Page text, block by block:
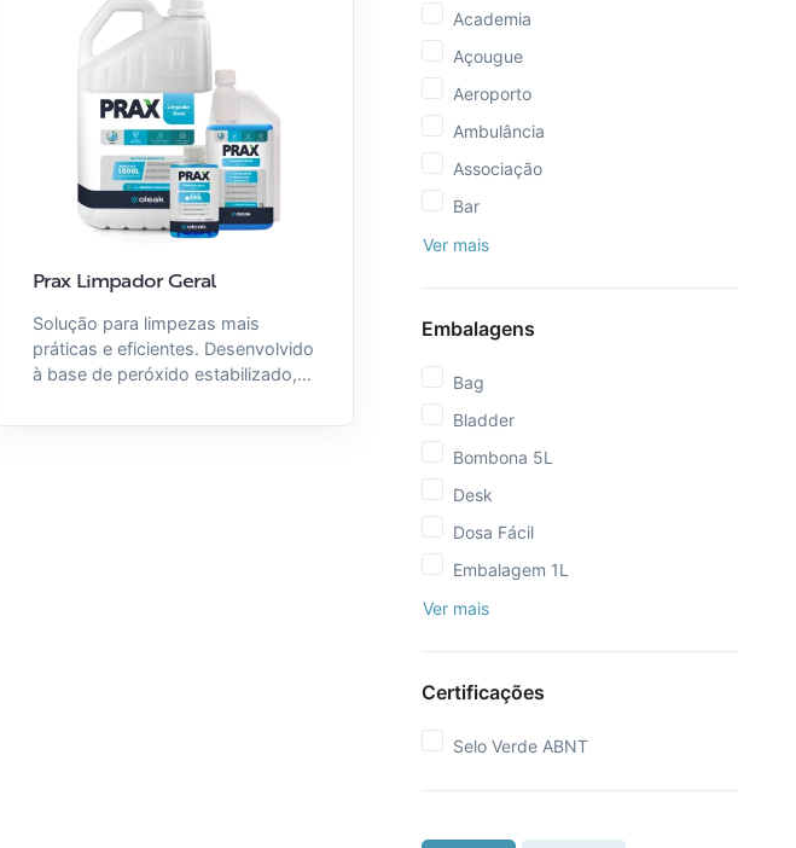
Prax Limpador Geral
Solução para limpezas mais
práticas e eficientes. Desenvolvido
à base de peróxido estabilizado,
Academia
Açougue
Aeroporto
Ambulância
Associação
Bar
Ver mais
Embalagens
Bag
Bladder
Bombona 5L
Desk
Dosa Fácil
Embalagem 1L
Ver mais
Certificações
Selo Verde ABNT